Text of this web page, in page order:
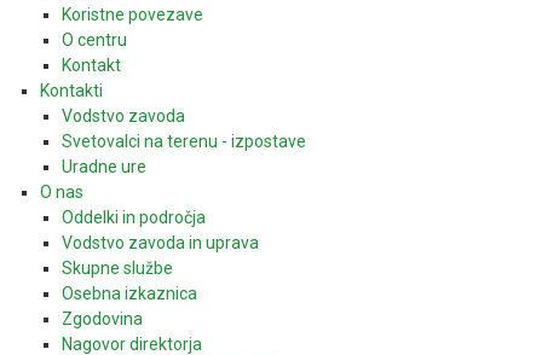
Koristne povezave
O centru
Kontakt
Kontakti
Vodstvo zavoda
Svetovalci na terenu - izpostave
Uradne ure
O nas
Oddelki in področja
Vodstvo zavoda in uprava
Skupne službe
Osebna izkaznica
Zgodovina
Nagovor direktorja